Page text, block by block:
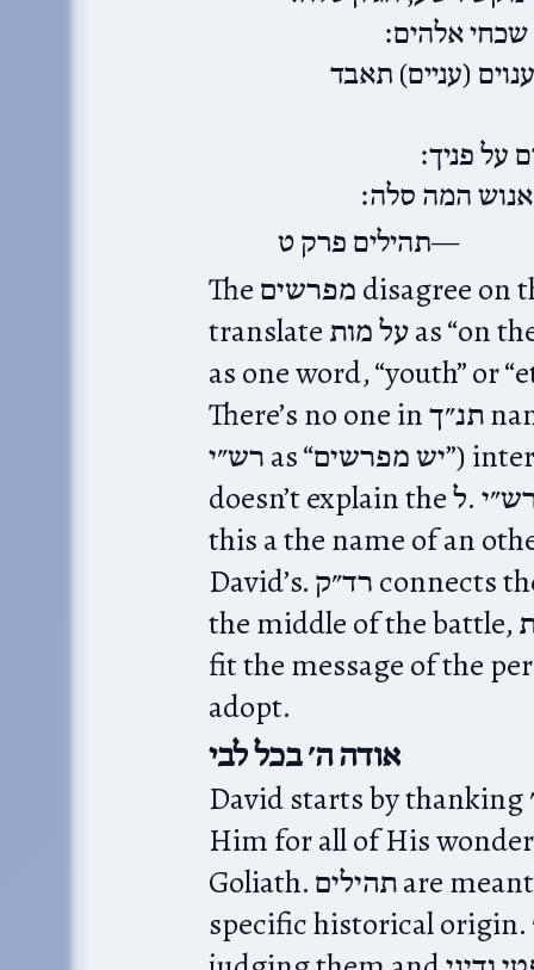
אלהים׃
(עניים) תאבד
על פניך׃
המה סלה׃
תהילים פרק ט
The מפרשים disagree on the dedication of this perek. Most
translate על מות as “on the death [of]” (though some take it
as one word, “youth” or
There’s no one in תנ״ך named לבן. Some (brought down by
רש״י as “יש מפרשים”) interpret this as David’s son, but that
doesn’t explain the ל.‎ רש״י,‎ אבן עזרא and מצודת interpret
this a the name of an
David’s. רד״ק connects the word to איש־הבנים, the man in
the middle of the battle, גלית. That interpretation seems to
fit the message of the
adopt.
אודה ה׳ בכל לבי
David starts by thanking ה׳, which inspires him to praise
Him for all of His
Goliath. תהילים‎ are meant to be timeless, even ones with a
specific historical origin. ה׳ defeats all our enemies,